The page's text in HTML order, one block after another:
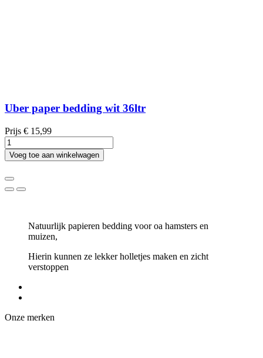
Uber paper bedding wit 36ltr
Prijs € 15,99
Voeg toe aan winkelwagen
Natuurlijk papieren bedding voor oa hamsters en
muizen,
Hierin kunnen ze lekker holletjes maken en zicht
verstoppen
Onze merken